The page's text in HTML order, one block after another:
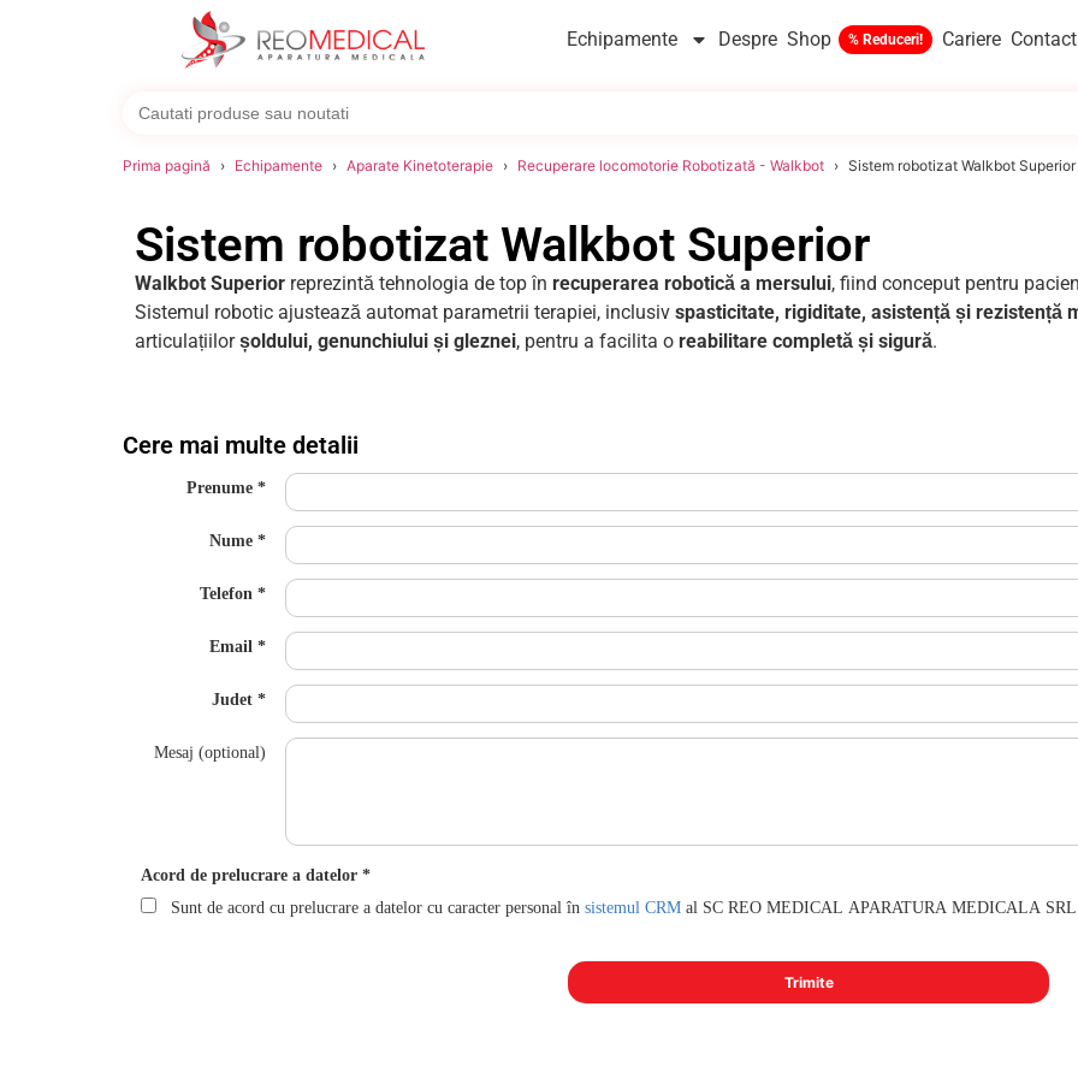
Echipamente Despre Shop Cariere Contact
for:
Prima pagină Echipamente Aparate Kinetoterapie Recuperare locomotorie Robotizată - Walkbot Sistem robotizat Walkbot Superior
Sistem robotizat Walkbot Superior
Walkbot Superior reprezintă tehnologia de top în recuperarea robotică a mersului, fiind conceput pentru
Sistemul robotic ajustează automat parametrii terapiei, inclusiv spasticitate, rigiditate, asistență și rezistență
articulațiilorșoldului, genunchiului și gleznei, pentru a facilita o reabilitare completă și sigură.
Cere mai multe detalii
Prenume
Nume
Telefon
Email
Judet
Mesaj (optional)
Acord de prelucrare a datelor
Sunt de acord cu prelucrare a datelor cu caracter personal în sistemul CRM al SC REO MEDICAL APARATURA MEDICALA